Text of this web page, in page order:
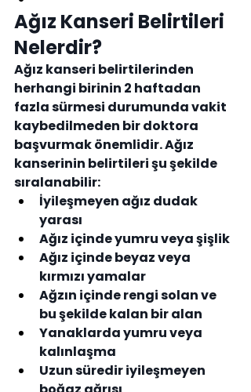
Ağız Kanseri Belirtileri
Nelerdir?
Ağız kanseri belirtilerinden
herhangi birinin 2 haftadan
fazla sürmesi durumunda vakit
kaybedilmeden bir doktora
başvurmak önemlidir. Ağız
kanserinin belirtileri şu şekilde
sıralanabilir:
İyileşmeyen ağız dudak
yarası
Ağız içinde yumru veya şişlik
Ağız içinde beyaz veya
kırmızı yamalar
Ağzın içinde rengi solan ve
bu şekilde kalan bir alan
Yanaklarda yumru veya
kalınlaşma
Uzun süredir iyileşmeyen